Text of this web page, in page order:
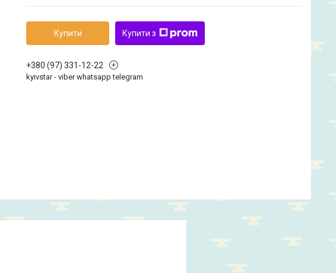
Купити Купити з
+380 (97) 331-12-22
kyivstar - viber whatsapp telegram